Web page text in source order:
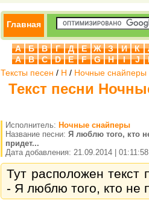
Главная
А Б В Г Д Е Ж З И К
A
B C D E F G H I J
Тексты песен / Н / Ночные снайперы
Текст песни
Исполнитель: Ночные снайперы
Название песни: Я люблю того, кто
придет...
Дата добавления: 21.09.2014 | 01:11:58
Тут расположен
- Я люблю того, кто не